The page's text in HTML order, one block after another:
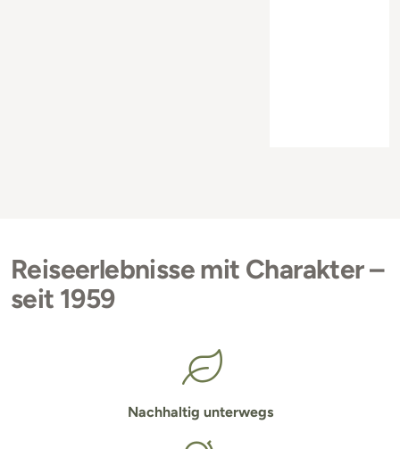
Reiseerlebnisse mit Charakter –
seit 1959
Nachhaltig unterwegs